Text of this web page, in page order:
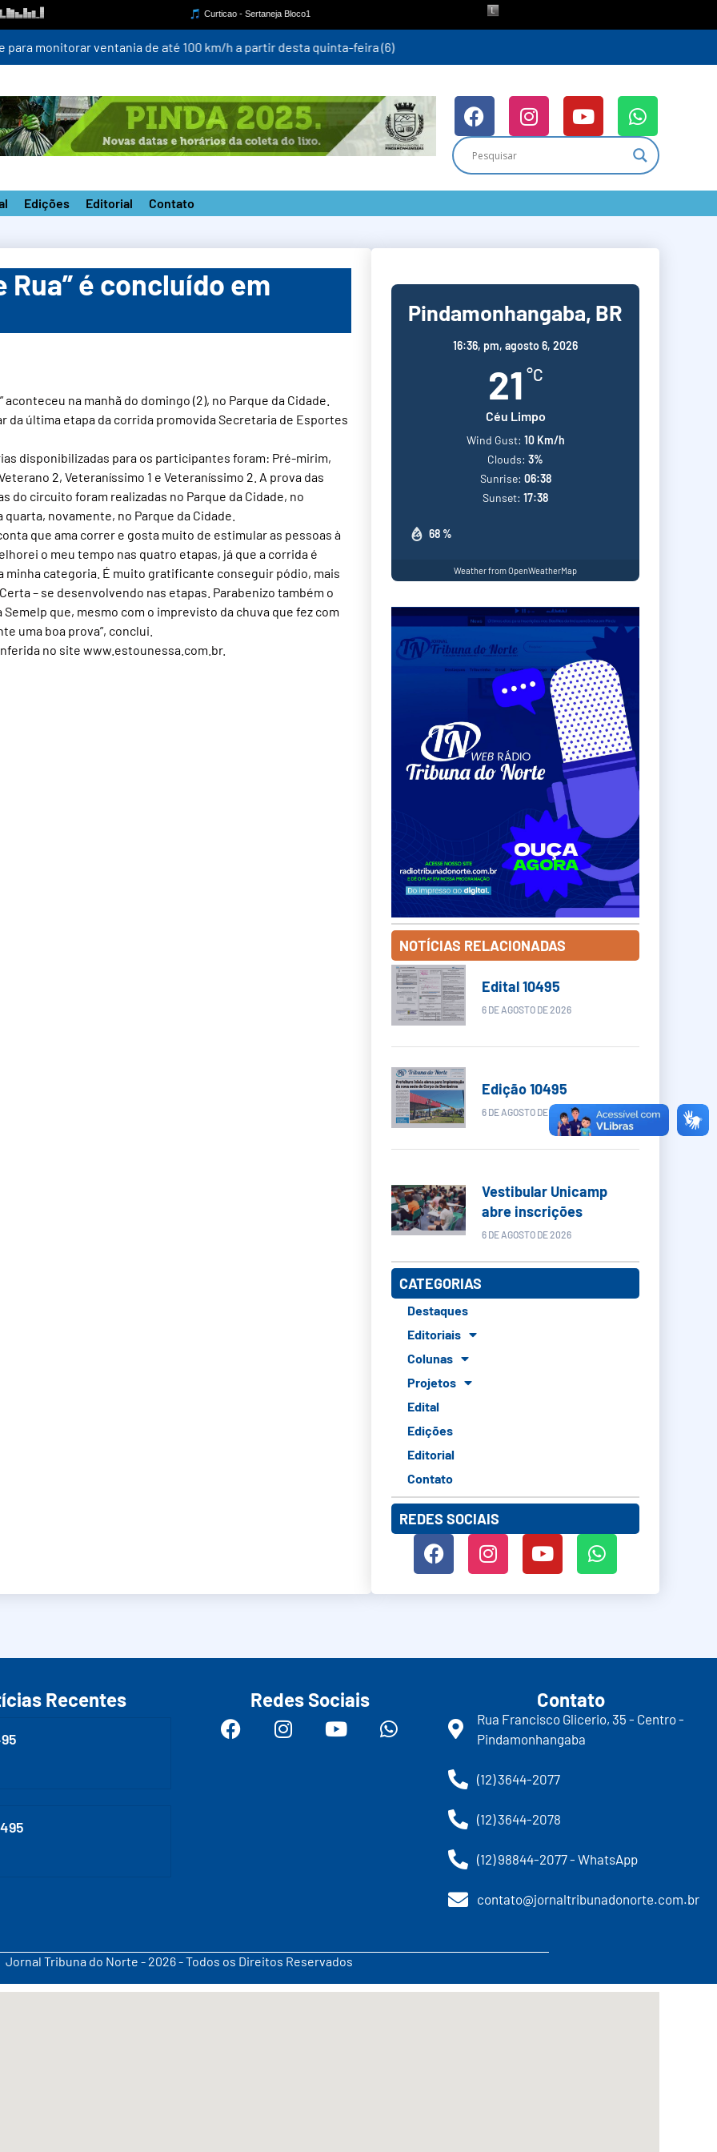
para monitorar ventania de até 100 km/h a partir desta quinta-feira (6)
Edições Editorial Contato
é concluído em
na manhã do domingo (2), no Parque da Cidade.
última etapa da corrida promovida Secretaria de Esportes
disponibilizadas para os participantes foram: Pré-mirim,
2, Veteraníssimo 1 e Veteraníssimo 2. A prova das
do circuito foram realizadas no Parque da Cidade, no
novamente, no Parque da Cidade.
que ama correr e gosta muito de estimular as pessoas à
o meu tempo nas quatro etapas, já que a corrida é
minha categoria. É muito gratificante conseguir pódio, mais
– se desenvolvendo nas etapas. Parabenizo também o
que, mesmo com o imprevisto da chuva que fez com
uma boa prova”, conclui.
no site www.estounessa.com.br.
Pindamonhangaba, BR
16:36, pm, agosto 6, 2026
21 °C
Céu Limpo
68 %
Wind Gust: 10 Km/h
Clouds: 3%
Sunrise: 06:38
Sunset: 17:38
Weather from OpenWeatherMap
NOTÍCIAS RELACIONADAS
Edital 10495
6 DE AGOSTO DE 2026
Edição 10495
6 DE AGOSTO DE 2026
Vestibular Unicamp
abre inscrições
6 DE AGOSTO DE 2026
CATEGORIAS
Destaques
Editoriais
Colunas
Projetos
Edital
Edições
Editorial
Contato
REDES SOCIAIS
Recentes Redes Sociais Contato
Rua Francisco Glicerio, 35 - Centro -
Pindamonhangaba
(12) 3644-2077
(12) 3644-2078
(12) 98844-2077 - WhatsApp
contato@jornaltribunadonorte.com.br
Jornal Tribuna do Norte - 2026 - Todos os Direitos Reservados